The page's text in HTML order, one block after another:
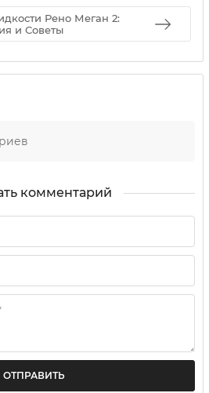
Рено Меган 2:
и Советы
комментарий
ОТПРАВИТЬ